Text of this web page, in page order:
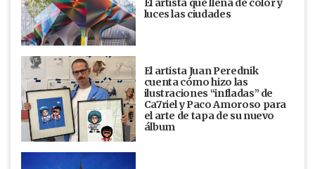
El artista que llena de color y
luces las ciudades
El artista Juan Perednik
cuenta cómo hizo las
ilustraciones “infladas” de
Ca7riel y Paco Amoroso para
el arte de tapa de su nuevo
álbum